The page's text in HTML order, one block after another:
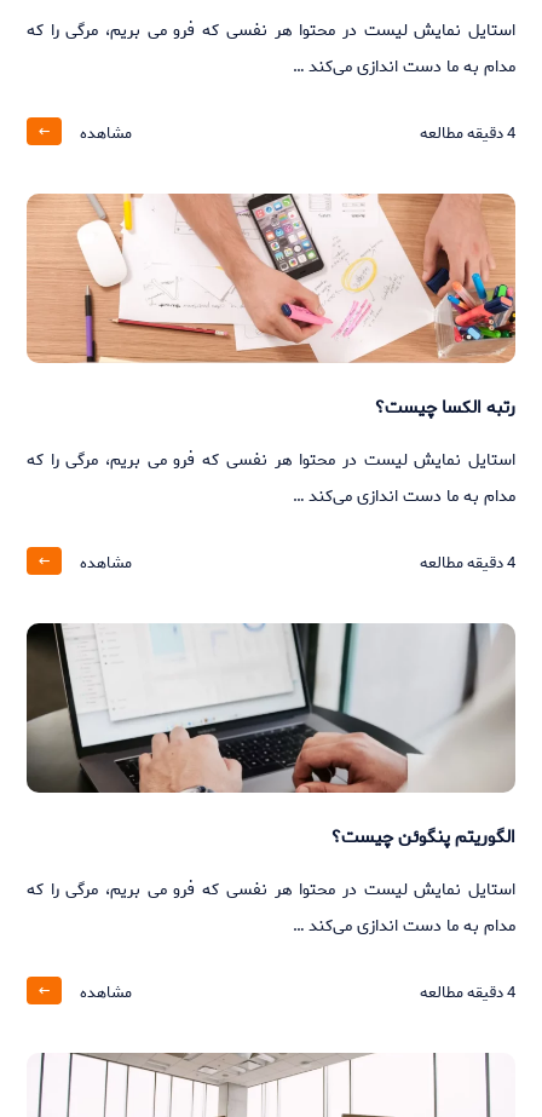
استایل نمایش لیست در محتوا هر نفسی که فرو می‌ بریم، مرگی را که
مدام به ما دست‌ اندازی می‌کند …
4دقیقه مطالعه مشاهده
رتبه الکسا چیست؟
استایل نمایش لیست در محتوا هر نفسی که فرو می‌ بریم، مرگی را که
مدام به ما دست‌ اندازی می‌کند …
4دقیقه مطالعه مشاهده
الگوریتم پنگوئن چیست؟
استایل نمایش لیست در محتوا هر نفسی که فرو می‌ بریم، مرگی را که
مدام به ما دست‌ اندازی می‌کند …
4دقیقه مطالعه مشاهده